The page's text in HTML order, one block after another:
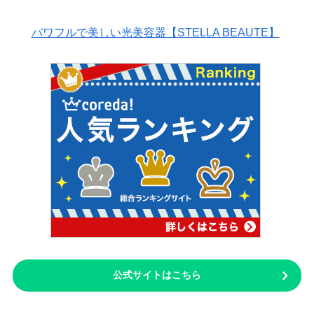
パワフルで美しい光美容器【STELLA BEAUTE】
公式サイトはこちら